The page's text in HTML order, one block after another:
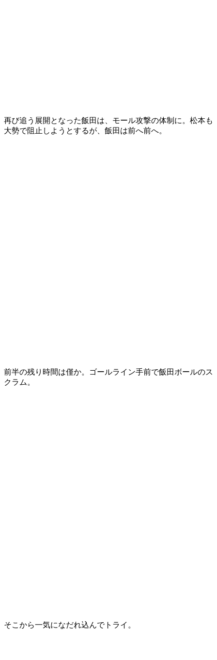
再び追う展開となった飯田は、モール攻撃の体制に。松本も
大勢で阻止しようとするが、飯田は前へ前へ。
前半の残り時間は僅か。ゴールライン手前で飯田ボールのス
クラム。
そこから一気になだれ込んでトライ。